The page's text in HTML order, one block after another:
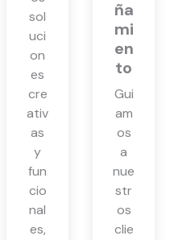
sol
uci
on
es
cre
ativ
as
y
fun
cio
nal
es,
ña
mi
en
to
Gui
am
os
a
nue
str
os
clie